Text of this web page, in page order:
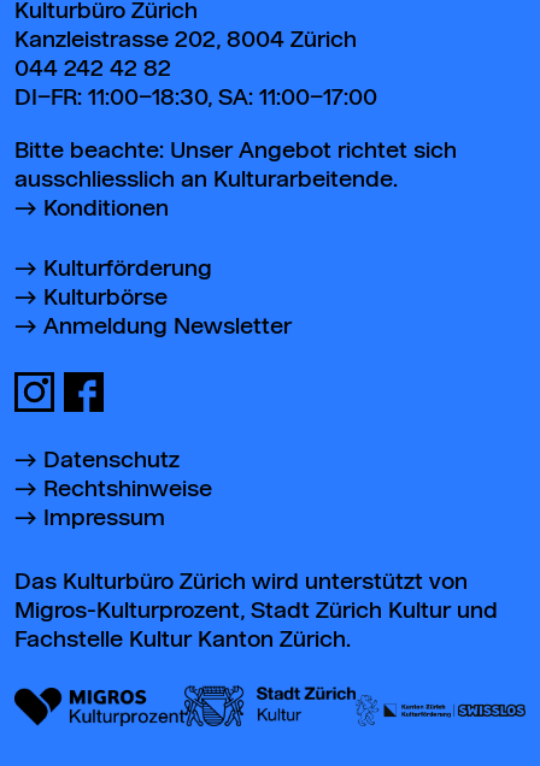
Kulturbüro Zürich
Kanzleistrasse 202, 8004 Zürich
044 242 42 82
DI–FR: 11:00–18:30, SA: 11:00–17:00
Bitte beachte: Unser Angebot richtet sich
ausschliesslich an Kulturarbeitende.
Konditionen
Kulturförderung
Kulturbörse
Anmeldung Newsletter
Datenschutz
Rechtshinweise
Impressum
Das Kulturbüro Zürich wird unterstützt von
Migros-Kulturprozent, Stadt Zürich Kultur und
Fachstelle Kultur Kanton Zürich.